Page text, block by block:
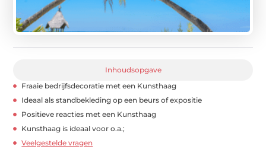
Inhoudsopgave
Fraaie bedrijfsdecoratie met een Kunsthaag
Ideaal als standbekleding op een beurs of expositie
Positieve reacties met een Kunsthaag
Kunsthaag is ideaal voor o.a.;
Veelgestelde vragen